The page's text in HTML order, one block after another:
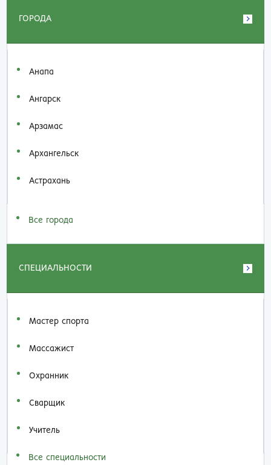
ГОРОДА
Анапа
Ангарск
Арзамас
Архангельск
Астрахань
Все города
СПЕЦИАЛЬНОСТИ
Мастер спорта
Массажист
Охранник
Сварщик
Учитель
Все специальности